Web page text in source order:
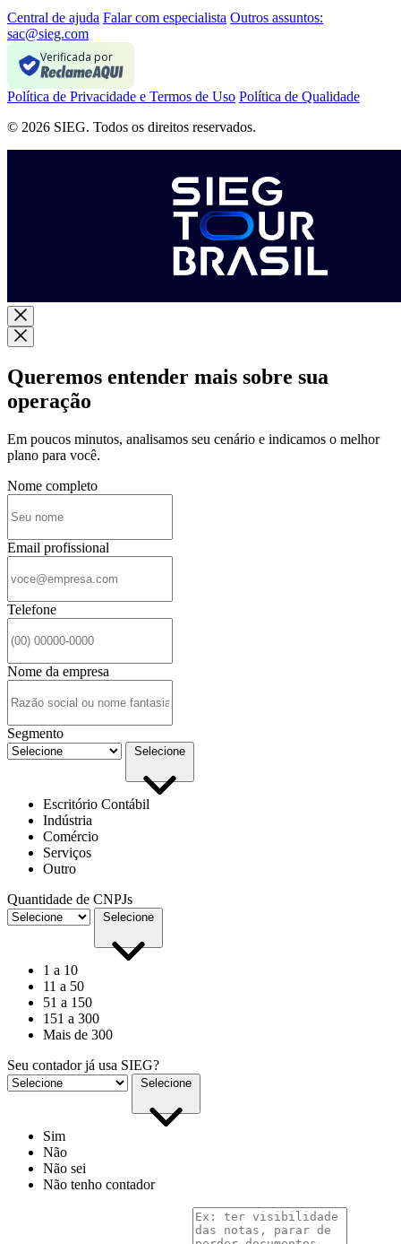
Central de ajuda Falar com especialista Outros assuntos:
sac@sieg.com
Verificada por
Política de Privacidade e Termos de Uso Política de Qualidade
© 2026 SIEG. Todos os direitos reservados.
Queremos entender mais sobre sua
operação
Em poucos minutos, analisamos seu cenário e indicamos o melhor
plano para você.
Nome completo
Email profissional
Telefone
Nome da empresa
Segmento
Selecione
Escritório Contábil
Indústria
Comércio
Serviços
Outro
Quantidade de CNPJs
Selecione
1 a 10
11 a 50
51 a 150
151 a 300
Mais de 300
Seu contador já usa SIEG?
Selecione
Sim
Não
Não sei
Não tenho contador